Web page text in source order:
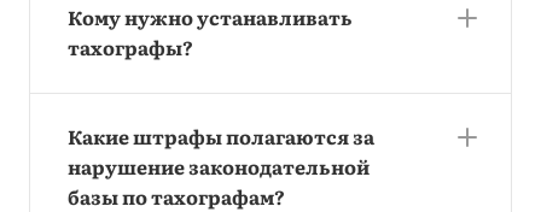
Кому нужно устанавливать
тахографы?
Какие штрафы полагаются за
нарушение законодательной
базы по тахографам?